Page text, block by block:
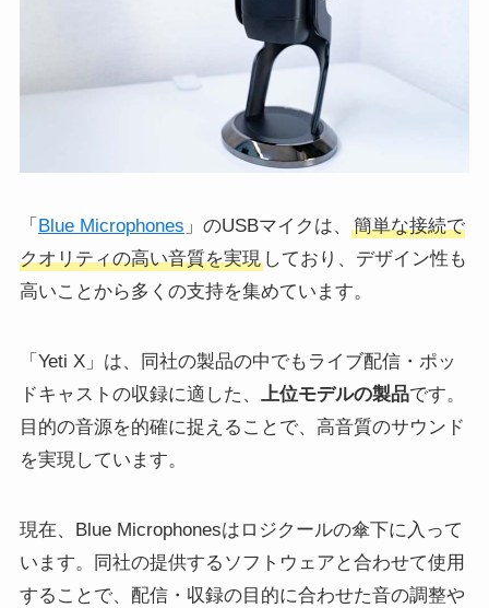
「 Blue Microphones 」のUSBマイクは、
簡単な接続で
クオリティの高い音質を実現しており、デザイン性も
高いことから多くの支持を集めています。
「Yeti X」は、同社の製品の中でもライブ配信・ポッ
ドキャストの収録に適した、 上位モデルの製品です。
目的の音源を的確に捉えることで、高音質のサウンド
を実現しています。
現在、Blue Microphonesはロジクールの傘下に入って
います。同社の提供するソフトウェアと合わせて使用
することで、配信・収録の目的に合わせた音の調整や